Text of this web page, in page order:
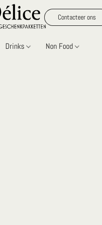
Contacteer ons
Drinks Non Food